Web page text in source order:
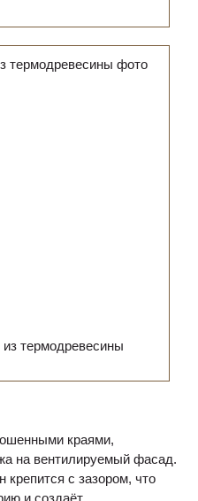
термодревесины
краями,
на вентилируемый фасад.
крепится с зазором, что
и создаёт